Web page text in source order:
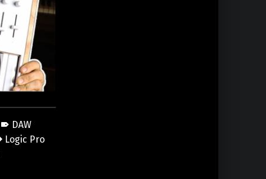
DAW
Logic Pro